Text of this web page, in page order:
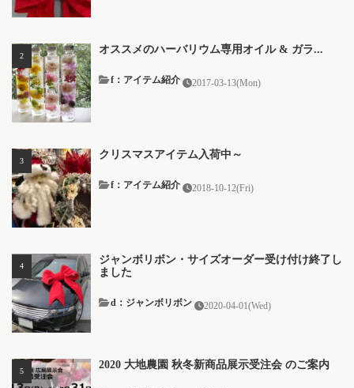
オススメのハーバリウム専用オイル & ガラ...
2017-03-13(Mon)
f：アイテム紹介
クリスマスアイテム入荷中～
2018-10-12(Fri)
f：アイテム紹介
ジャンボリボン・サイズオーダー受け付け終了し
ました
2020-04-01(Wed)
d：ジャンボリボン
2020 大地農園 秋冬新商品展示受注会 のご案内